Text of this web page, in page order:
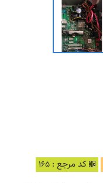
کد مرجع : 165